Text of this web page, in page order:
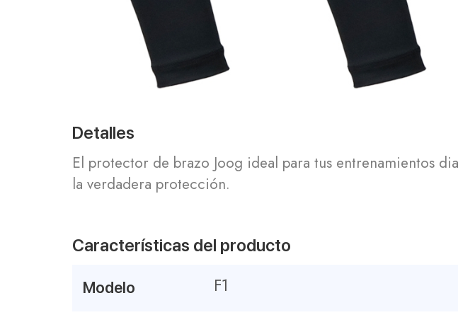
Detalles
El protector de brazo Joog ideal para tus entrenamientos
la verdadera protección.
Características del producto
Modelo F1